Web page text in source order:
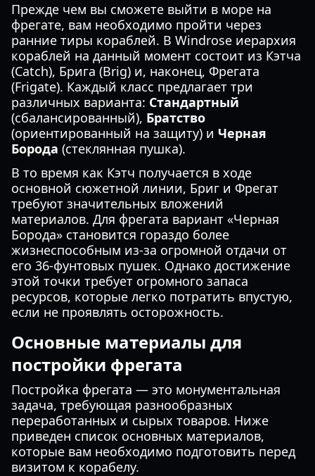
Прежде чем вы сможете выйти в море на
фрегате, вам необходимо пройти через
ранние тиры кораблей. В Windrose иерархия
кораблей на данный момент состоит из Кэтча
(Catch), Брига (Brig) и, наконец, Фрегата
(Frigate). Каждый класс предлагает три
различных варианта: Стандартный
(сбалансированный), Братство
(ориентированный на защиту) и Черная
Борода (стеклянная пушка).
В то время как Кэтч получается в ходе
основной сюжетной линии, Бриг и Фрегат
требуют значительных вложений
материалов. Для фрегата вариант «Черная
Борода» становится гораздо более
жизнеспособным из-за огромной отдачи от
его 36-фунтовых пушек. Однако достижение
этой точки требует огромного запаса
ресурсов, которые легко потратить впустую,
если не проявлять осторожность.
Основные материалы для
постройки фрегата
Постройка фрегата — это монументальная
задача, требующая разнообразных
переработанных и сырых товаров. Ниже
приведен список основных материалов,
которые вам необходимо подготовить перед
визитом к корабелу.